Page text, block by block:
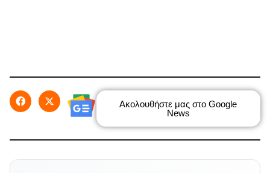
Ακολουθήστε μας στο Google
News